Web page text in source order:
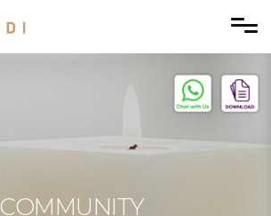
COMMUNITY